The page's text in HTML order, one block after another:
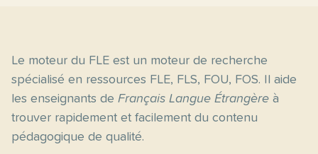
Le moteur du FLE est un moteur de recherche
spécialisé en ressources FLE, FLS, FOU, FOS. Il aide
les enseignants de Français Langue Étrangère à
trouver rapidement et facilement du contenu
pédagogique de qualité.